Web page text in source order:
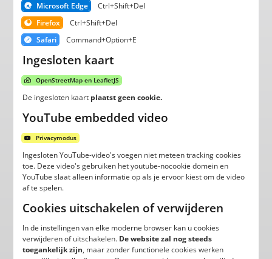
Microsoft Edge
Ctrl+Shift+Del
Firefox
Ctrl+Shift+Del
Safari
Command+Option+E
Ingesloten kaart
OpenStreetMap en LeafletJS
De ingesloten kaart plaatst geen cookie.
YouTube embedded video
Privacymodus
Ingesloten YouTube-video's voegen niet meteen tracking cookies
toe. Deze video's gebruiken het youtube-nocookie domein en
YouTube slaat alleen informatie op als je ervoor kiest om de video
af te spelen.
Cookies uitschakelen of verwijderen
In de instellingen van elke moderne browser kan u cookies
verwijderen of uitschakelen. De website zal nog steeds
toegankelijk zijn, maar zonder functionele cookies werken